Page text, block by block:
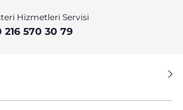
Hizmetleri Servisi
216 570 30 79